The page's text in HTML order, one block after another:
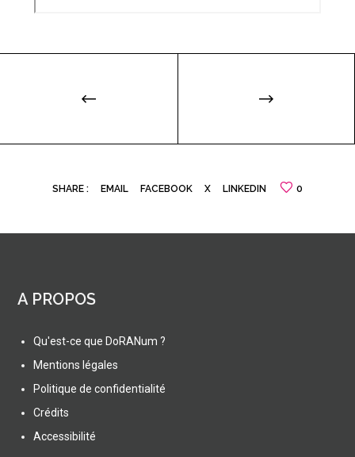
SHARE : EMAIL FACEBOOK X LINKEDIN 0
A PROPOS
Qu'est-ce que DoRANum ?
Mentions légales
Politique de confidentialité
Crédits
Accessibilité